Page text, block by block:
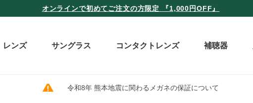
オンラインで初めてご注文の方限定 『1,000円OFF』
レンズ サングラス コンタクトレンズ 補聴器
令和8年 熊本地震に関わるメガネの保証について